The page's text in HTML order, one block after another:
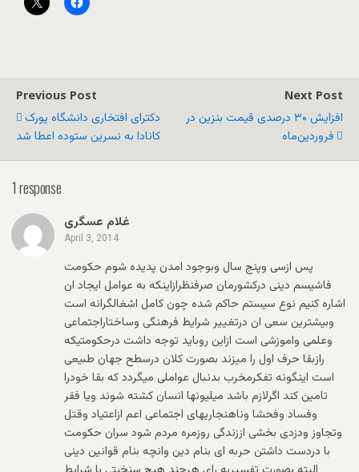
Previous Post
دکترای افتخاری دانشگاه يورک
کانادا به نسرين ستوده اعطا شد
Next Post
افزایش ۳۰ درصدی قیمت بنزین در
فروردین‌ماه
1 response
غلام عسگری
April 3, 2014
پس ازسی وپنج سال وبوجود امدن پدیده شوم حکومت
فاشیسم دینی درکشورمان صرفنظرازاینکه به عوامل ایجاد ان
اشاره کنیم نوع سیستم حاکم شده چون کامل اشغالگرانه است
وبیشترین سعی ان درتغییر شرایط فرهنگی وساختاراجتماعی
وعلمی واموزشی است ازاین روباید توجه داشت درحکومتیکه
رازبقا حرف اول را میزند بصورت کلان درسطح جهان طبیعی
است اینگونه تفکرمخرب بدنبال عواملی میگردد که بقا خودرا
تامین کند اگرلازم باشد میلیونها انسان کشته شوند ویا فقر
وفساد وفحشا وناهنجاریهای اجتماعی اعم ازاعتیاد وقتل
وتجاوز ودزدی بخشی اززندگی روزمره مردم شود سران حکومت
با دردست داشتن حربه ای بنام دین وانچه بنام قوانین دینی